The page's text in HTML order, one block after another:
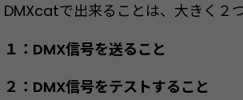
DMXcatで出来ることは、大きく２つ
１：DMX信号を送ること
２：DMX信号をテストすること